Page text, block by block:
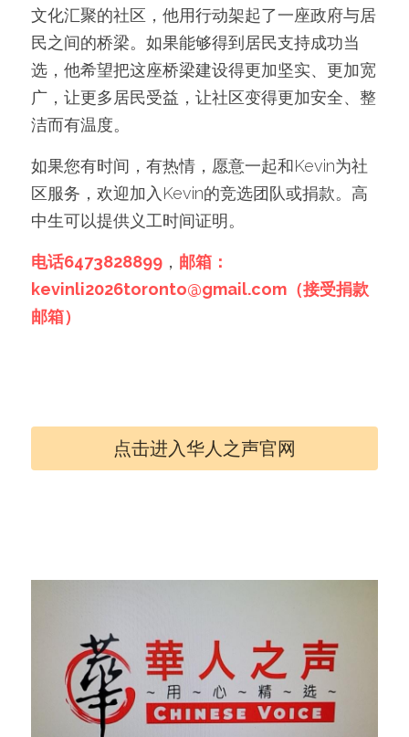
文化汇聚的社区，他用行动架起了一座政府与居
民之间的桥梁。如果能够得到居民支持成功当
选，他希望把这座桥梁建设得更加坚实、更加宽
广，让更多居民受益，让社区变得更加安全、整
洁而有温度。
如果您有时间，有热情，愿意一起和Kevin为社
区服务，欢迎加入Kevin的竞选团队或捐款。高
中生可以提供义工时间证明。
电话6473828899 ， 邮箱：
kevinli2026toronto@gmail.com（接受捐款
邮箱）
点击进入华人之声官网